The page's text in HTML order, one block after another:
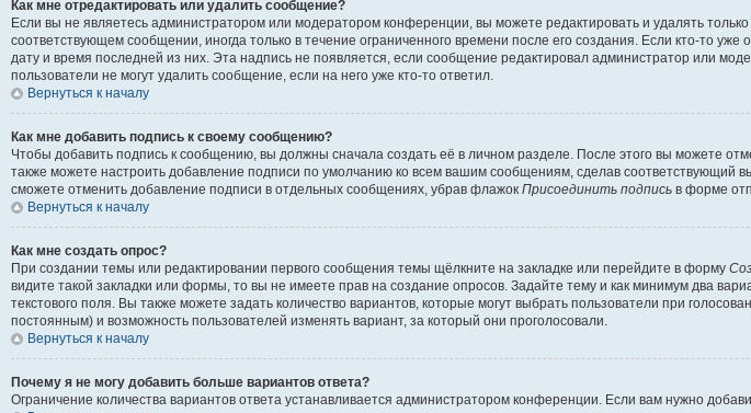
Как мне отредактировать или удалить сообщение?
Если вы не являетесь администратором или модератором конференции, вы можете редактировать и удалять
соответствующем сообщении, иногда только в течение ограниченного времени после его создания. Если кто-то
дату и время последней из них. Эта надпись не появляется, если сообщение редактировал администратор или
пользователи не могут удалить сообщение, если на него уже кто-то ответил.
Вернуться к началу
Как мне добавить подпись к своему сообщению?
Чтобы добавить подпись к сообщению, вы должны сначала создать её в личном разделе. После этого вы можете
также можете настроить добавление подписи по умолчанию ко всем вашим сообщениям, сделав
сможете отменить добавление подписи в отдельных сообщениях, убрав флажок Присоединить подпись в форме
Вернуться к началу
Как мне создать опрос?
При создании темы или редактировании первого сообщения темы щёлкните на закладке или перейдите в форму
видите такой закладки или формы, то вы не имеете прав на создание опросов. Задайте тему и как минимум два
текстового поля. Вы также можете задать количество вариантов, которые могут выбрать пользователи при
постоянным) и возможность пользователей изменять вариант, за который они проголосовали.
Вернуться к началу
Почему я не могу добавить больше вариантов ответа?
Ограничение количества вариантов ответа устанавливается администратором конференции. Если вам нужно